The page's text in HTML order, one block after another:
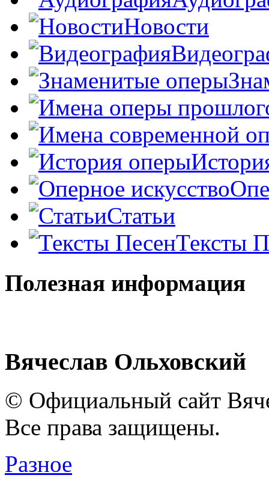
Новости
Статьи
Тексты
Полезная информация
Вячеслав Ольховский
© Официальный сайт
Все права защищены.
Разное